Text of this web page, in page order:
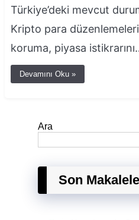
Türkiye’deki mevcut
Kripto para düzenlemeleri,
koruma, piyasa
Devamını Oku »
Ara
Son